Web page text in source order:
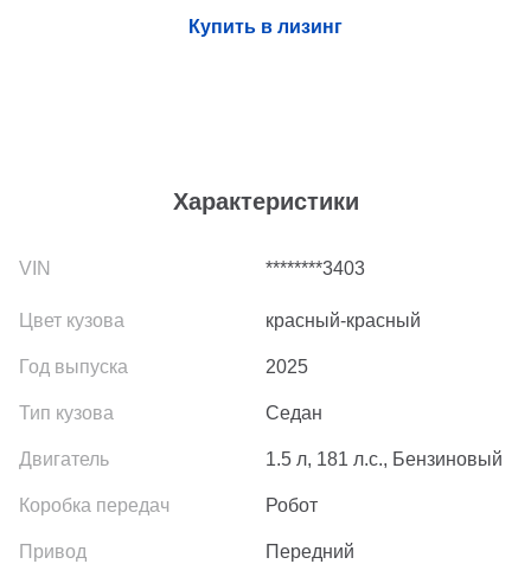
Характеристики
********3403
красный-красный
2025
Седан
1.5 л, 181 л.с., Бензиновый
Робот
Передний
Купить в лизинг